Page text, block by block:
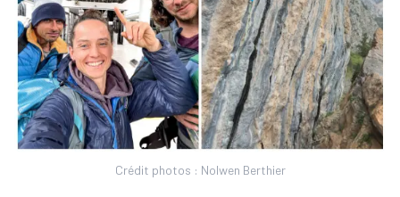
Crédit photos : Nolwen Berthier